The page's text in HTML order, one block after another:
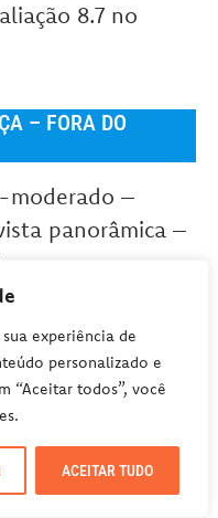
experiência de
personalizado e
“Aceitar todos”, você
ACEITAR TUDO
8.7 no
– FORA DO
moderado –
panorâmica –
apartamento
9.5 no
um pouquinho
8 no Booking)
COM ALMA